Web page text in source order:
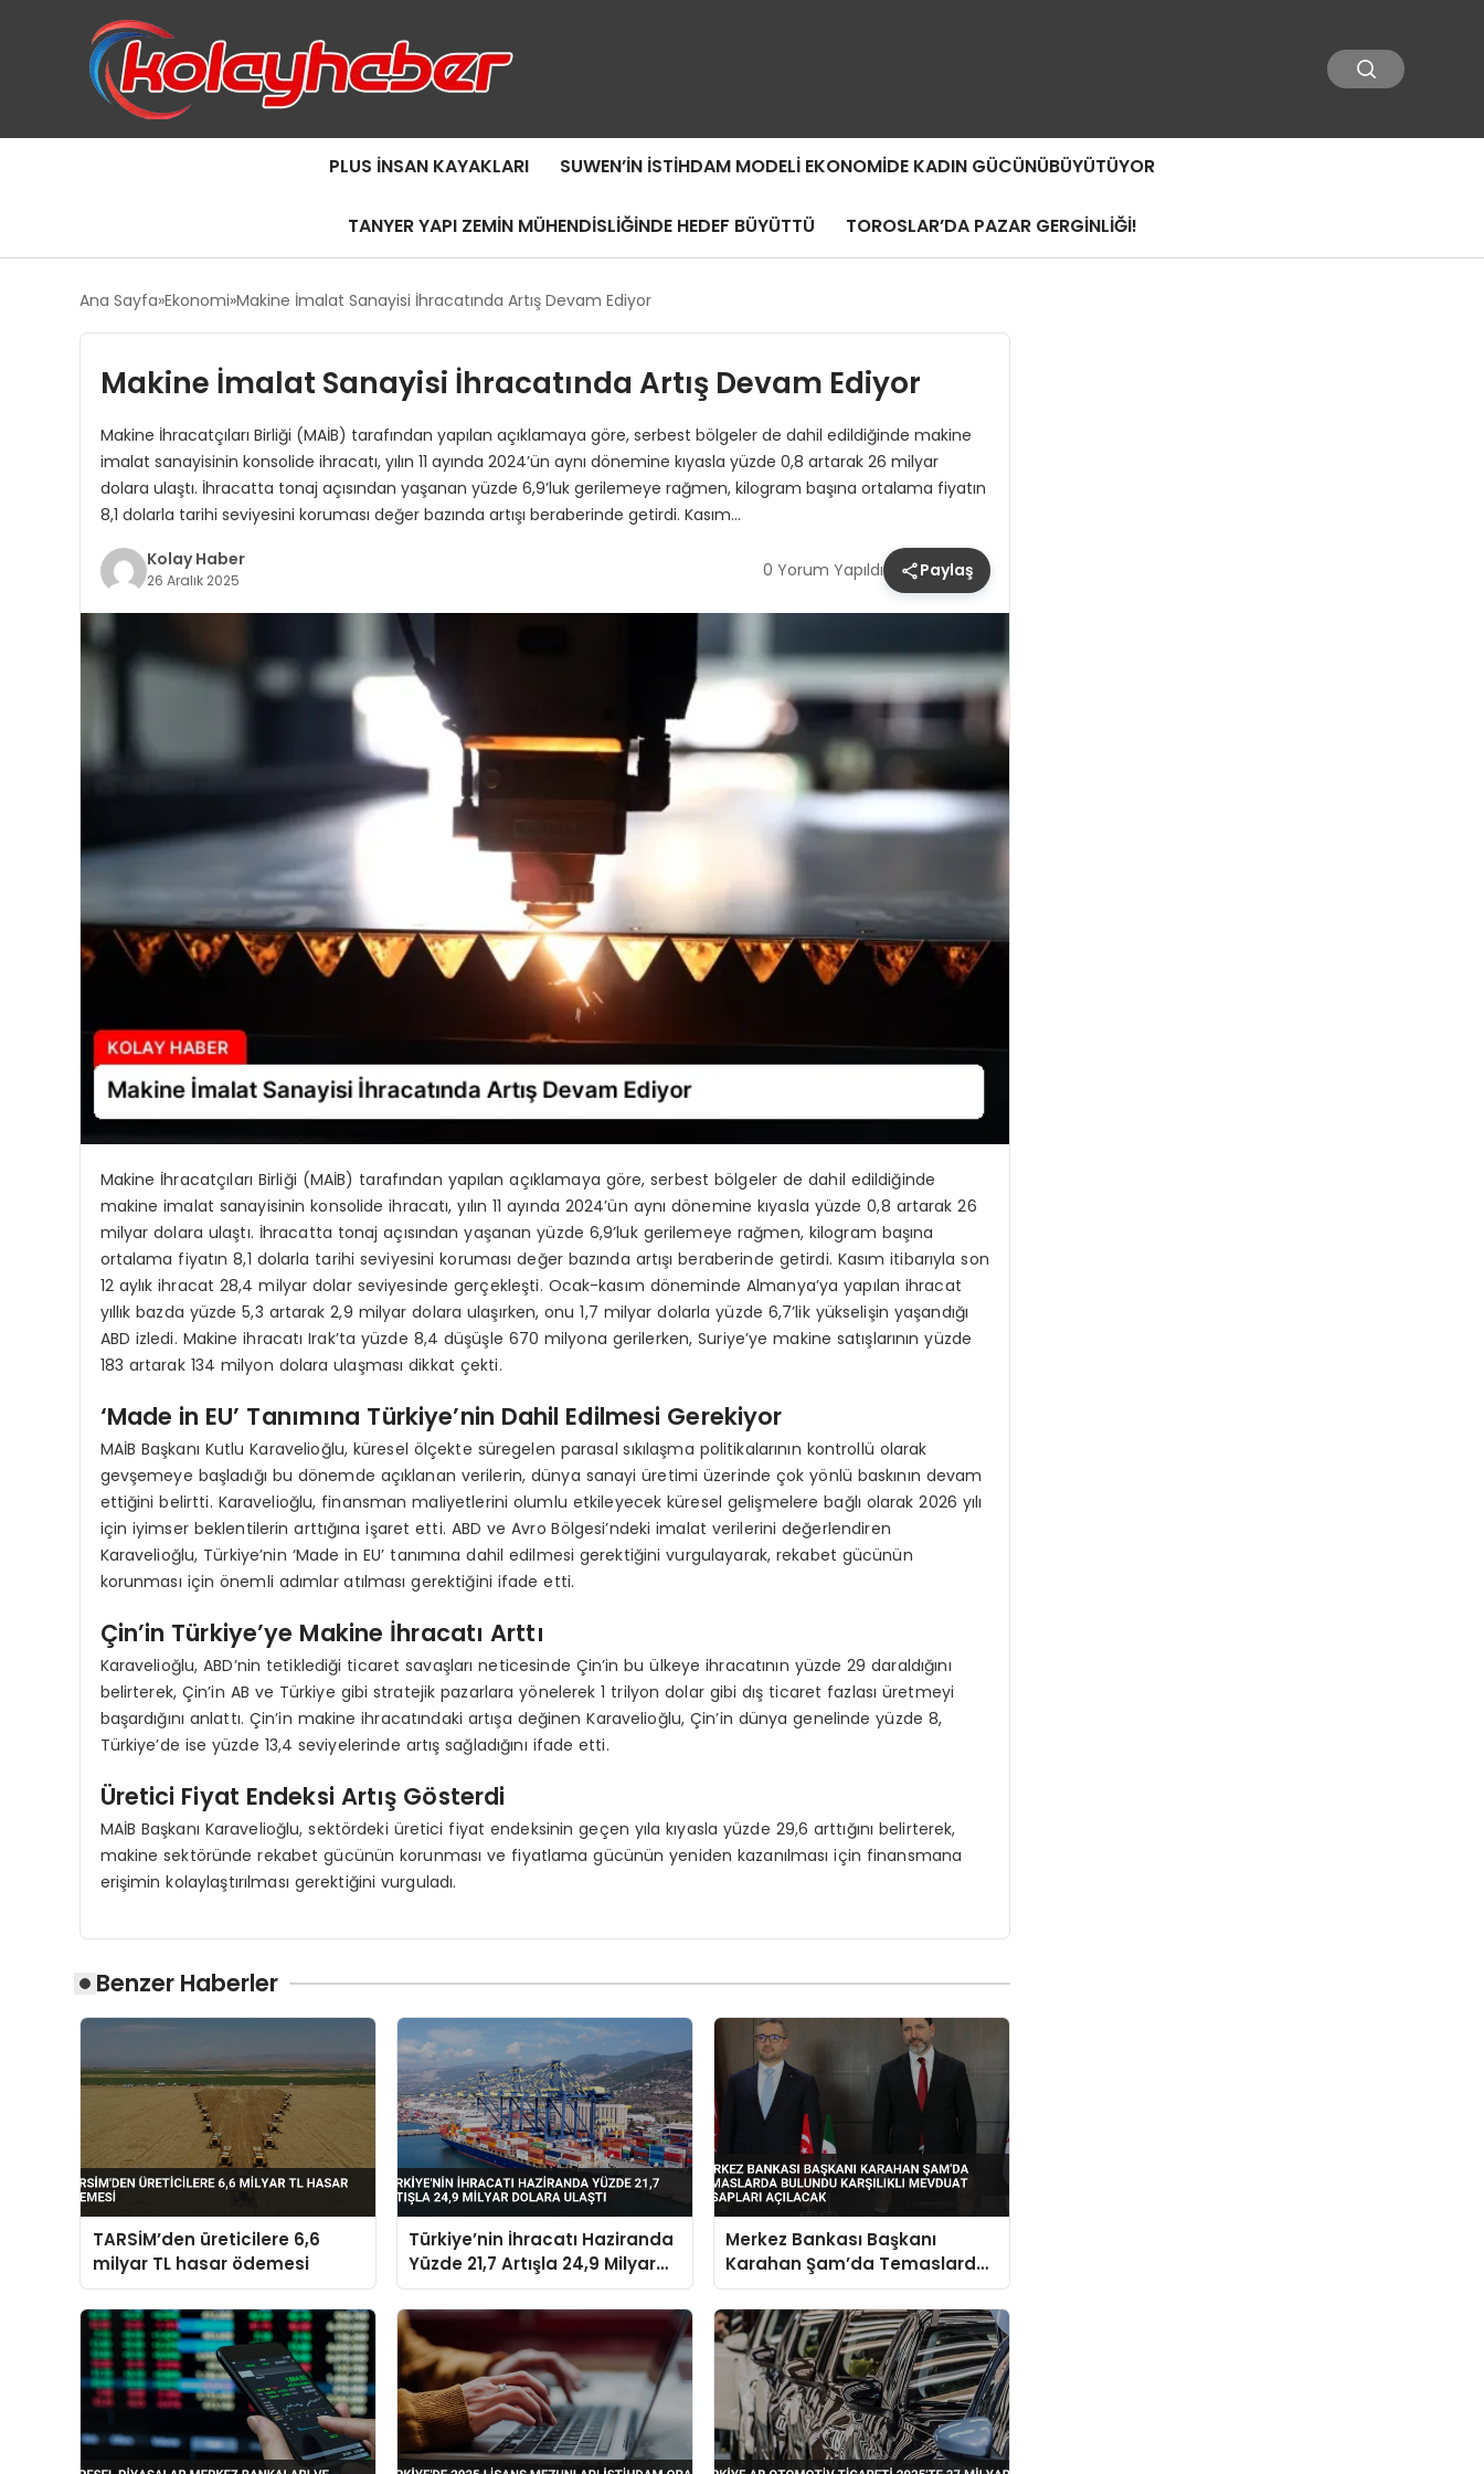
PLUS İNSAN KAYAKLARI SUWEN’IN İSTIHDAM MODELI EKONOMIDE KADIN GÜCÜNÜBÜYÜTÜYOR
TANYER YAPI ZEMIN MÜHENDISLIĞINDE HEDEF BÜYÜTTÜ TOROSLAR’DA PAZAR GERGİNLİĞİ!
Ana Sayfa Ekonomi Makine İmalat Sanayisi İhracatında Artış Devam Ediyor
Makine İmalat Sanayisi İhracatında Artış Devam Ediyor
Makine İhracatçıları Birliği (MAİB) tarafından yapılan açıklamaya göre, serbest bölgeler de dahil edildiğinde makine
imalat sanayisinin konsolide ihracatı, yılın 11 ayında 2024’ün aynı dönemine kıyasla yüzde 0,8 artarak 26 milyar
dolara ulaştı. İhracatta tonaj açısından yaşanan yüzde 6,9’luk gerilemeye rağmen, kilogram başına ortalama fiyatın
8,1 dolarla tarihi seviyesini koruması değer bazında artışı beraberinde getirdi. Kasım…
Kolay Haber
26 Aralık 2025 0 Yorum Yapıldı Paylaş
Makine İhracatçıları Birliği (MAİB) tarafından yapılan açıklamaya göre, serbest bölgeler de dahil edildiğinde
makine imalat sanayisinin konsolide ihracatı, yılın 11 ayında 2024’ün aynı dönemine kıyasla yüzde 0,8 artarak 26
milyar dolara ulaştı. İhracatta tonaj açısından yaşanan yüzde 6,9’luk gerilemeye rağmen, kilogram başına
ortalama fiyatın 8,1 dolarla tarihi seviyesini koruması değer bazında artışı beraberinde getirdi. Kasım itibarıyla son
12 aylık ihracat 28,4 milyar dolar seviyesinde gerçekleşti. Ocak-kasım döneminde Almanya’ya yapılan ihracat
yıllık bazda yüzde 5,3 artarak 2,9 milyar dolara ulaşırken, onu 1,7 milyar dolarla yüzde 6,7’lik yükselişin yaşandığı
ABD izledi. Makine ihracatı Irak’ta yüzde 8,4 düşüşle 670 milyona gerilerken, Suriye’ye makine satışlarının yüzde
183 artarak 134 milyon dolara ulaşması dikkat çekti.
‘Made in EU’ Tanımına Türkiye’nin Dahil Edilmesi Gerekiyor
MAİB Başkanı Kutlu Karavelioğlu, küresel ölçekte süregelen parasal sıkılaşma politikalarının kontrollü olarak
gevşemeye başladığı bu dönemde açıklanan verilerin, dünya sanayi üretimi üzerinde çok yönlü baskının devam
ettiğini belirtti. Karavelioğlu, finansman maliyetlerini olumlu etkileyecek küresel gelişmelere bağlı olarak 2026 yılı
için iyimser beklentilerin arttığına işaret etti. ABD ve Avro Bölgesi’ndeki imalat verilerini değerlendiren
Karavelioğlu, Türkiye’nin ‘Made in EU’ tanımına dahil edilmesi gerektiğini vurgulayarak, rekabet gücünün
korunması için önemli adımlar atılması gerektiğini ifade etti.
Çin’in Türkiye’ye Makine İhracatı Arttı
Karavelioğlu, ABD’nin tetiklediği ticaret savaşları neticesinde Çin’in bu ülkeye ihracatının yüzde 29 daraldığını
belirterek, Çin’in AB ve Türkiye gibi stratejik pazarlara yönelerek 1 trilyon dolar gibi dış ticaret fazlası üretmeyi
başardığını anlattı. Çin’in makine ihracatındaki artışa değinen Karavelioğlu, Çin’in dünya genelinde yüzde 8,
Türkiye’de ise yüzde 13,4 seviyelerinde artış sağladığını ifade etti.
Üretici Fiyat Endeksi Artış Gösterdi
MAİB Başkanı Karavelioğlu, sektördeki üretici fiyat endeksinin geçen yıla kıyasla yüzde 29,6 arttığını belirterek,
makine sektöründe rekabet gücünün korunması ve fiyatlama gücünün yeniden kazanılması için finansmana
erişimin kolaylaştırılması gerektiğini vurguladı.
Benzer Haberler
TARSİM’den üreticilere 6,6
milyar TL hasar ödemesi
Türkiye’nin İhracatı Haziranda
Yüzde 21,7 Artışla 24,9 Milyar
Dolara Ulaştı
Merkez Bankası Başkanı
Karahan Şam’da Temaslarda
Bulundu Karşılıklı Mevduat
Hesapları Açılacak